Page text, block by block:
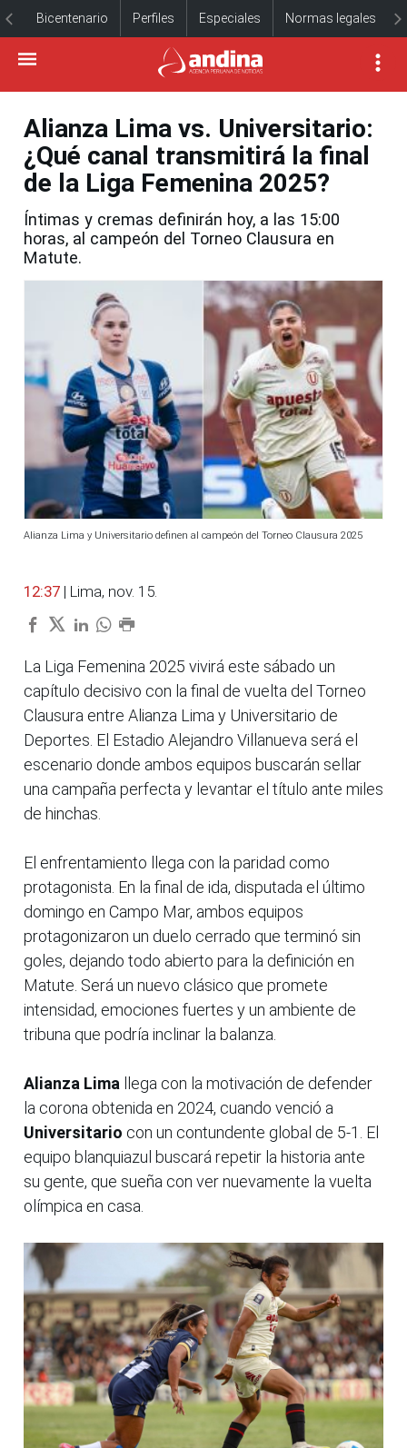
Bicentenario Perfiles Especiales Normas legales
Alianza Lima vs. Universitario:
¿Qué canal transmitirá la final
de la Liga Femenina 2025?
Íntimas y cremas definirán hoy, a las 15:00
horas, al campeón del Torneo Clausura en
Matute.
Alianza Lima y Universitario definen al campeón del Torneo Clausura 2025
12:37 | Lima, nov. 15.
La Liga Femenina 2025 vivirá este sábado un
capítulo decisivo con la final de vuelta del Torneo
Clausura entre Alianza Lima y Universitario de
Deportes. El Estadio Alejandro Villanueva será el
escenario donde ambos equipos buscarán sellar
una campaña perfecta y levantar el título ante miles
de hinchas.
El enfrentamiento llega con la paridad como
protagonista. En la final de ida, disputada el último
domingo en Campo Mar, ambos equipos
protagonizaron un duelo cerrado que terminó sin
goles, dejando todo abierto para la definición en
Matute. Será un nuevo clásico que promete
intensidad, emociones fuertes y un ambiente de
tribuna que podría inclinar la balanza.
Alianza Lima llega con la motivación de defender
la corona obtenida en 2024, cuando venció a
Universitario con un contundente global de 5-1. El
equipo blanquiazul buscará repetir la historia ante
su gente, que sueña con ver nuevamente la vuelta
olímpica en casa.